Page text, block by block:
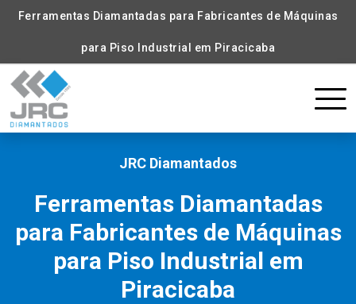
Ferramentas Diamantadas para Fabricantes de Máquinas
para Piso Industrial em Piracicaba
JRC Diamantados
Ferramentas Diamantadas
para Fabricantes de Máquinas
para Piso Industrial em
Piracicaba